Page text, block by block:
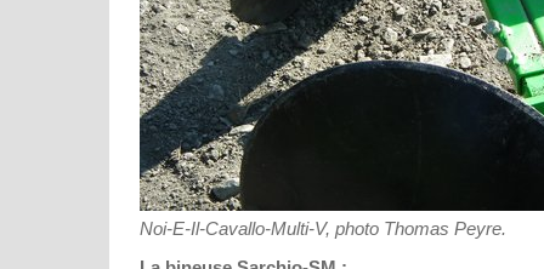
Noi-E-Il-Cavallo-Multi-V, photo Thomas Peyre.